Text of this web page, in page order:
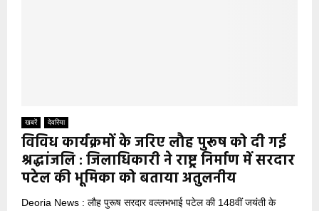
खबरें देवरिया
विविध कार्यक्रमों के जरिए लौह पुरूष को दी गई
श्रद्धांजलि : जिलाधिकारी ने राष्ट्र निर्माण में सरदार
पटेल की भूमिका को बताया अतुलनीय
Deoria News : लौह पुरूष सरदार वल्लभभाई पटेल की 148वीं जयंती के